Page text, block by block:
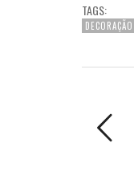
TAGS:
DECORAÇÃO